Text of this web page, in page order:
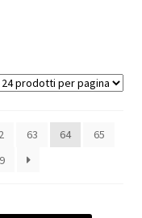
63 64
65